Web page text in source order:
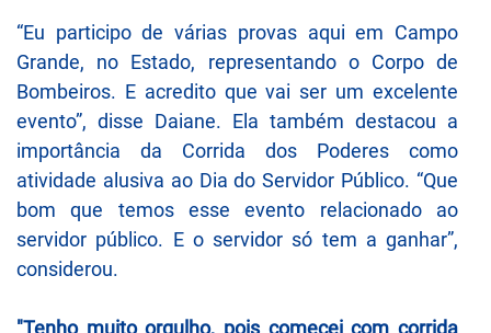
“Eu participo de várias provas aqui em Campo
Grande, no Estado, representando o Corpo de
Bombeiros. E acredito que vai ser um excelente
evento”, disse Daiane. Ela também destacou a
importância da Corrida dos Poderes como
atividade alusiva ao Dia do Servidor Público. “Que
bom que temos esse evento relacionado ao
servidor público. E o servidor só tem a ganhar”,
considerou.
"Tenho muito orgulho, pois comecei com corrida